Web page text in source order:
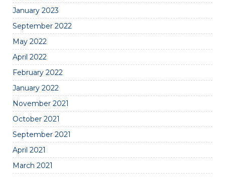
January 2023
September 2022
May 2022
April 2022
February 2022
January 2022
November 2021
October 2021
September 2021
April 2021
March 2021